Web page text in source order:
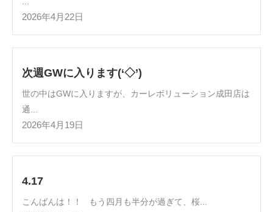
2026年4月22日
次週GWに入ります(‘◇’)ゞ
世の中はGWに入りますが、カーレボリューション成田店は
通...
2026年4月19日
4.17
こんばんは！！ もう四月も半分が過ぎて、桜...